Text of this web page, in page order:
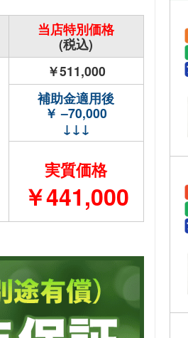
当店特別価格
(税込)
￥511,000
補助金適用後
￥ –70,000
↓↓↓
実質価格
￥441,000